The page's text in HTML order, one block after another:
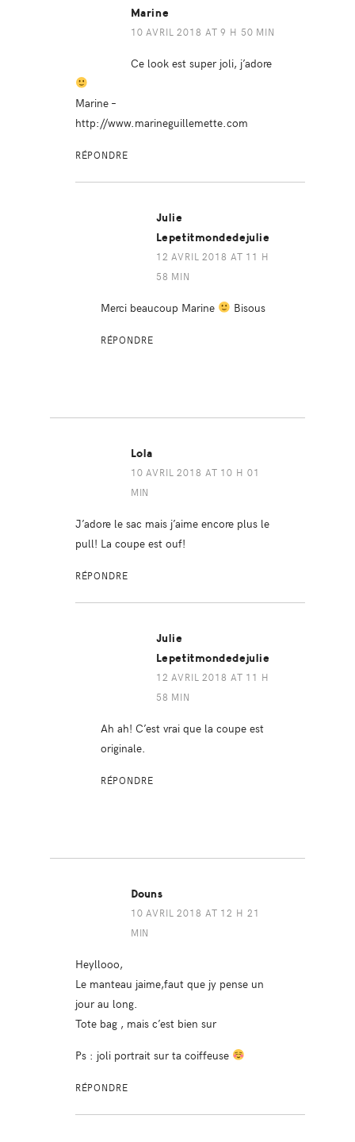
Marine
10 AVRIL 2018 AT 9 H 50 MIN
Ce look est super joli, j’adore
Marine –
http://www.marineguillemette.com
RÉPONDRE
Julie
Lepetitmondedejulie
12 AVRIL 2018 AT 11 H
58 MIN
Merci beaucoup Marine Bisous
RÉPONDRE
Lola
10 AVRIL 2018 AT 10 H 01
MIN
J’adore le sac mais j’aime encore plus le
pull! La coupe est ouf!
RÉPONDRE
Julie
Lepetitmondedejulie
12 AVRIL 2018 AT 11 H
58 MIN
Ah ah! C’est vrai que la coupe est
originale.
RÉPONDRE
Douns
10 AVRIL 2018 AT 12 H 21
MIN
Heyllooo,
Le manteau jaime,faut que jy pense un
jour au long.
Tote bag , mais c’est bien sur
Ps : joli portrait sur ta coiffeuse
RÉPONDRE